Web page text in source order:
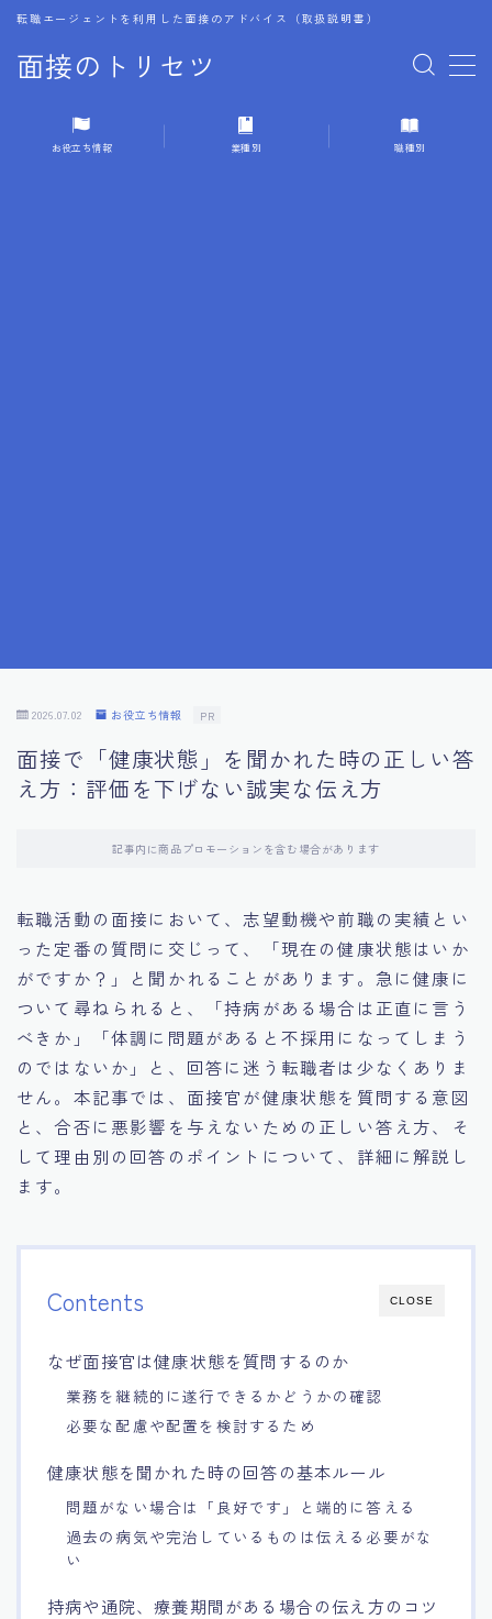
面接のトリセツ
転職エージェントを利用した面接のアドバイス（取扱説明書）
MENU
1.成功する面接戦略
10.フィードバックを活用する方法
11.オンライン面接の成功への鍵
14.キャリアアップのための面接戦略
15.職場適応力をアピールする方法
16.エージェントと良好な関係を築く方法
17.面接でブランクを効果的に伝える方法
18.転職後の職場に適応するためのヒント
お役立ち情報 業種別 職種別
2026.07.02 お役立ち情報 PR
面接で「健康状態」を聞かれた時の正しい答
え方：評価を下げない誠実な伝え方
記事内に商品プロモーションを含む場合があります
転職活動の面接において、志望動機や前職の実績とい
った定番の質問に交じって、「現在の健康状態はいか
がですか？」と聞かれることがあります。急に健康に
ついて尋ねられると、「持病がある場合は正直に言う
べきか」「体調に問題があると不採用になってしまう
のではないか」と、回答に迷う転職者は少なくありま
せん。本記事では、面接官が健康状態を質問する意図
と、合否に悪影響を与えないための正しい答え方、そ
して理由別の回答のポイントについて、詳細に解説し
ます。
CLOSE
Contents
なぜ面接官は健康状態を質問するのか
業務を継続的に遂行できるかどうかの確認
必要な配慮や配置を検討するため
健康状態を聞かれた時の回答の基本ルール
問題がない場合は「良好です」と端的に答える
過去の病気や完治しているものは伝える必要がな
い
持病や通院、療養期間がある場合の伝え方のコツ